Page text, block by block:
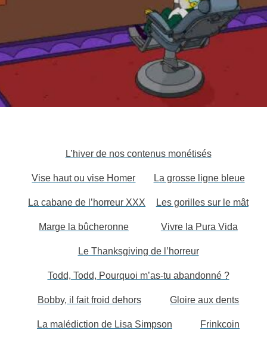
L’hiver de nos contenus monétisés
Vise haut ou vise Homer La grosse ligne bleue
La cabane de l’horreur XXX Les gorilles sur le mât
Marge la bûcheronne Vivre la Pura Vida
Le Thanksgiving de l’horreur
Todd, Todd, Pourquoi m’as-tu abandonné ?
Bobby, il fait froid dehors Gloire aux dents
La malédiction de Lisa Simpson Frinkcoin